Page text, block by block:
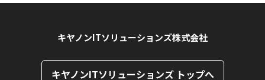
キヤノンITソリューションズ株式会社
キヤノンITソリューションズ トップへ